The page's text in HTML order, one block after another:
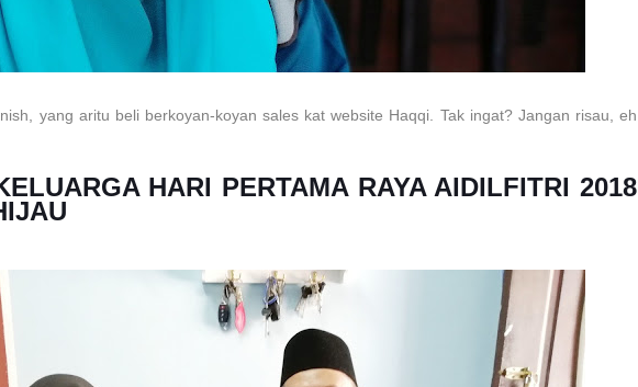
yang aritu beli berkoyan-koyan sales kat website Haqqi. Tak ingat? Jangan risau, eh
HARI PERTAMA RAYA AIDILFITRI 2018